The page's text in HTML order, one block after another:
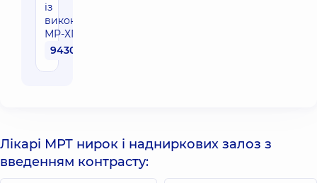
із
виконанням
МР-ХПГ
9430 грн
Лікарі МРТ нирок і надниркових залоз з
введенням контрасту: